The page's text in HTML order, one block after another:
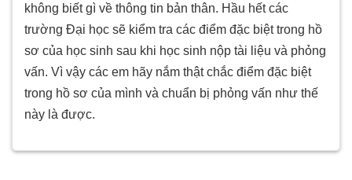
không biết gì về thông tin bản thân. Hầu hết các
trường Đại học sẽ kiểm tra các điểm đặc biệt trong hồ
sơ của học sinh sau khi học sinh nộp tài liệu và phỏng
vấn. Vì vậy các em hãy nắm thật chắc điểm đặc biệt
trong hồ sơ của mình và chuẩn bị phỏng vấn như thế
này là được.